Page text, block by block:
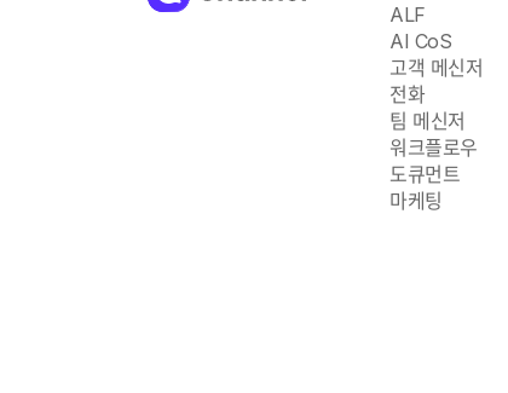
ALF
AI CoS
고객 메신저
전화
팀 메신저
워크플로우
도큐먼트
마케팅